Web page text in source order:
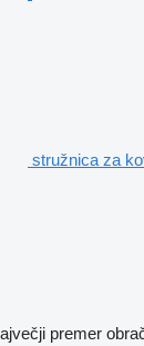
stružnica za
premer